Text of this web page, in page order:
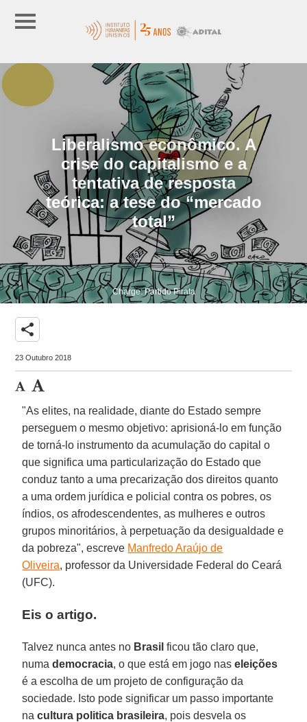
Liberalismo econômico. A
crise do capitalismo e a
tentativa de resposta
teórica: a tese do “mercado
total”
Charge: Partido Pirata
share
23 Outubro 2018
"As elites, na realidade, diante do Estado sempre
perseguem o mesmo objetivo: aprisioná-lo em função
de torná-lo instrumento da acumulação do capital o
que significa uma particularização do Estado que
conduz tanto a uma precarização dos direitos quanto
a uma ordem jurídica e policial contra os pobres, os
índios, os afrodescendentes, as mulheres e outros
grupos minoritários, à perpetuação da desigualdade e
da pobreza", escreve Manfredo Araújo de
Oliveira, professor da Universidade Federal do Ceará
(UFC).
Eis o artigo.
Talvez nunca antes no Brasil ficou tão claro que,
numademocracia, o que está em jogo naseleições
é a escolha de um projeto de configuração da
sociedade. Isto pode significar um passo importante
nacultura politica brasileira, pois desvela os